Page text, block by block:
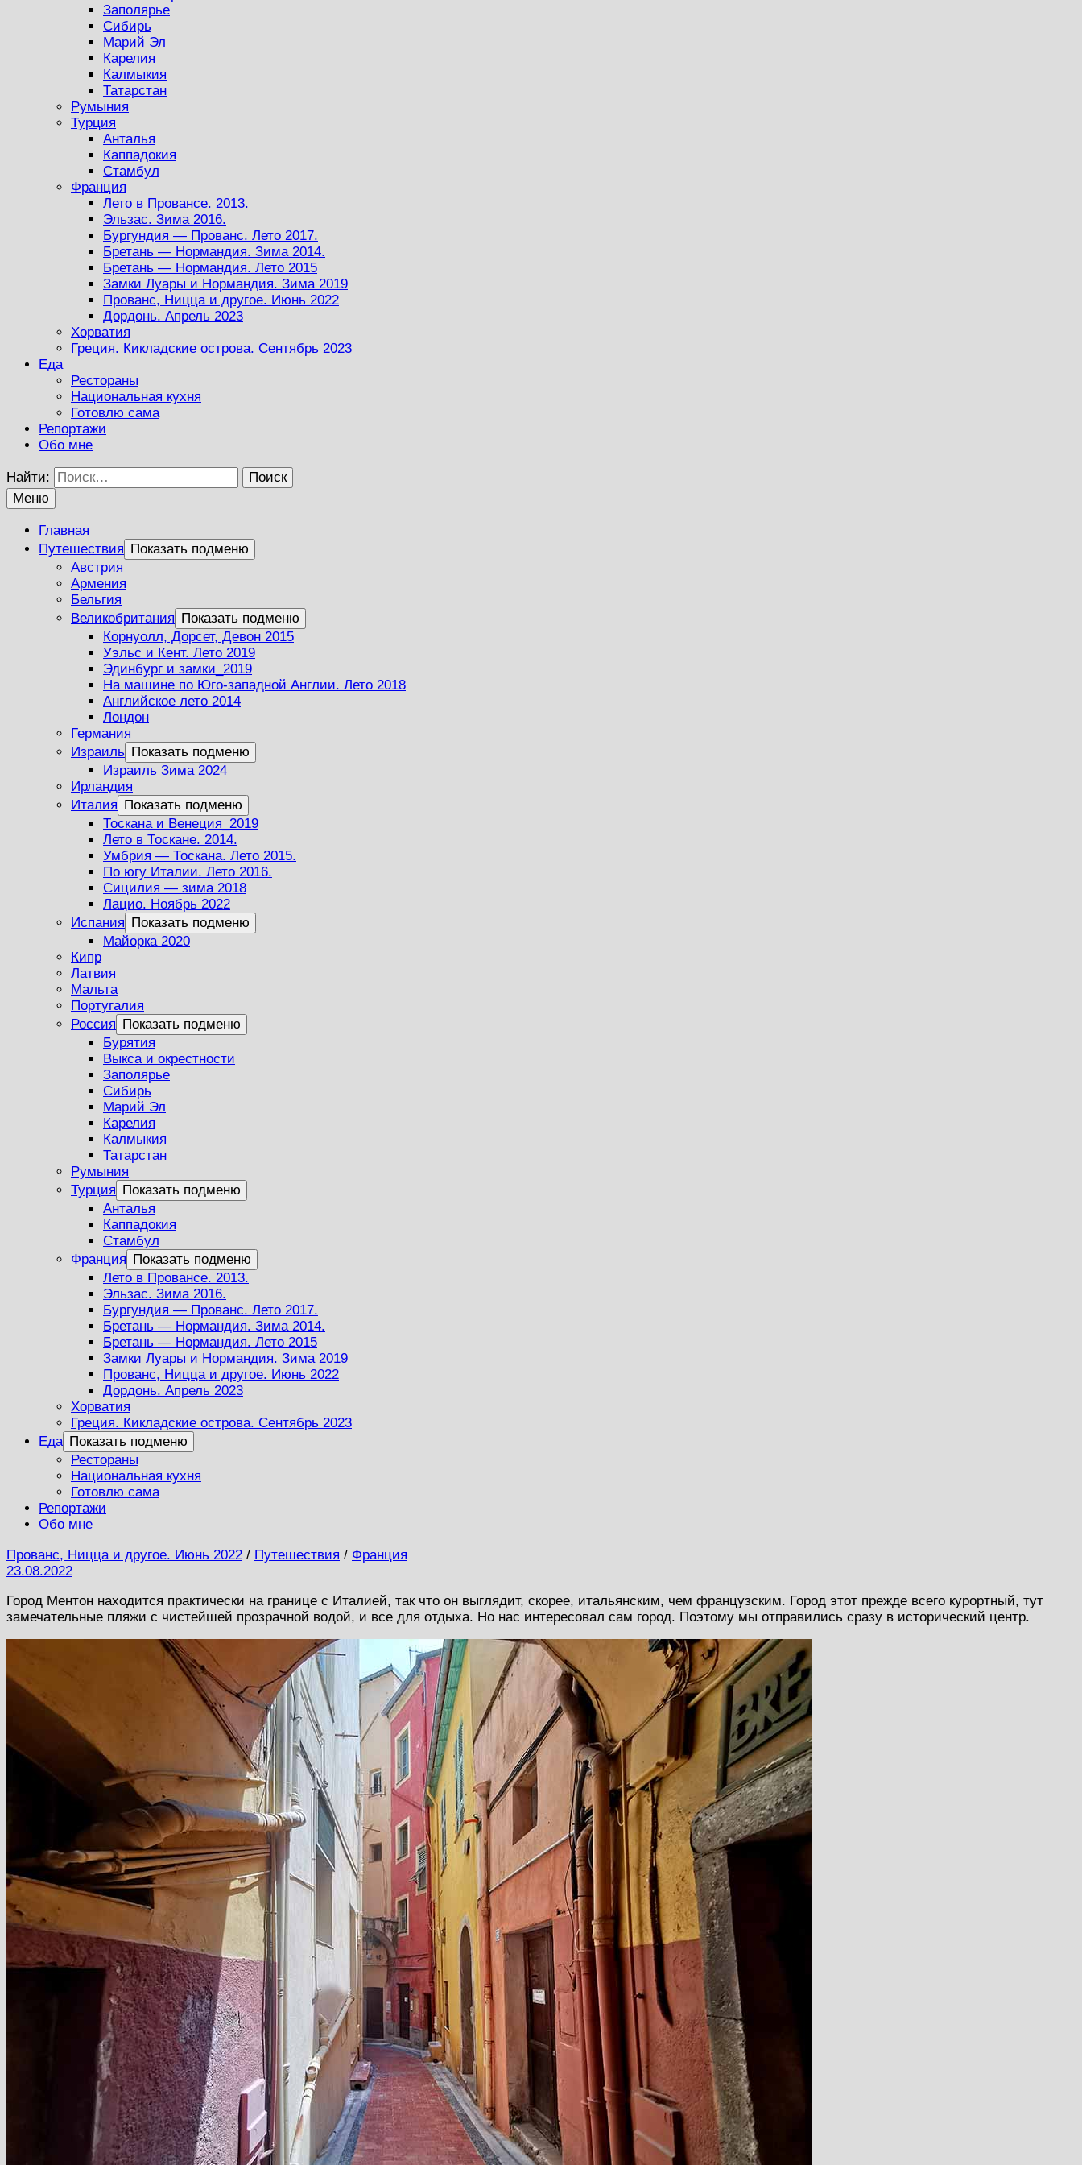
Заполярье
Сибирь
Марий Эл
Карелия
Калмыкия
Татарстан
Румыния
Турция
Анталья
Каппадокия
Стамбул
Франция
Лето в Провансе. 2013.
Эльзас. Зима 2016.
Бургундия — Прованс. Лето 2017.
Бретань — Нормандия. Зима 2014.
Бретань — Нормандия. Лето 2015
Замки Луары и Нормандия. Зима 2019
Прованс, Ницца и другое. Июнь 2022
Дордонь. Апрель 2023
Хорватия
Греция. Кикладские острова. Сентябрь 2023
Еда
Рестораны
Национальная кухня
Готовлю сама
Репортажи
Обо мне
Найти:
Меню
Главная
Путешествия Показать подменю
Австрия
Армения
Бельгия
Великобритания Показать подменю
Корнуолл, Дорсет, Девон 2015
Уэльс и Кент. Лето 2019
Эдинбург и замки_2019
На машине по Юго-западной Англии. Лето 2018
Английское лето 2014
Лондон
Германия
Израиль Показать подменю
Израиль Зима 2024
Ирландия
Италия Показать подменю
Тоскана и Венеция_2019
Лето в Тоскане. 2014.
Умбрия — Тоскана. Лето 2015.
По югу Италии. Лето 2016.
Сицилия — зима 2018
Лацио. Ноябрь 2022
Испания Показать подменю
Майорка 2020
Кипр
Латвия
Мальта
Португалия
Россия Показать подменю
Бурятия
Выкса и окрестности
Заполярье
Сибирь
Марий Эл
Карелия
Калмыкия
Татарстан
Румыния
Турция Показать подменю
Анталья
Каппадокия
Стамбул
Франция Показать подменю
Лето в Провансе. 2013.
Эльзас. Зима 2016.
Бургундия — Прованс. Лето 2017.
Бретань — Нормандия. Зима 2014.
Бретань — Нормандия. Лето 2015
Замки Луары и Нормандия. Зима 2019
Прованс, Ницца и другое. Июнь 2022
Дордонь. Апрель 2023
Хорватия
Греция. Кикладские острова. Сентябрь 2023
Еда Показать подменю
Рестораны
Национальная кухня
Готовлю сама
Репортажи
Обо мне
Прованс, Ницца и другое. Июнь 2022 / Путешествия / Франция
23.08.2022
Город Ментон находится практически на границе с Италией, так что он выглядит, скорее, итальянским, чем французским. Город этот прежде всего курортный, тут
замечательные пляжи с чистейшей прозрачной водой, и все для отдыха. Но нас интересовал сам город. Поэтому мы отправились сразу в исторический центр.